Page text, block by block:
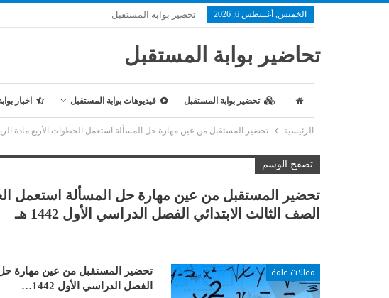
الخميس, أغسطس 6, 2026 تحضير بوابة المستقبل
تحاضير بوابة المستقبل
تحضير بوابة المستقبل فيديوهات بوابة المستقبل اخبار
الرئيسية تحضير المستقبل من عين مهارة حل المسألة استعمل الخطوات الأربع مادة
تصفح الوسم
تحضير المستقبل من عين مهارة حل المسألة استعمل
الصف الثالث الابتدائي الفصل الدراسي الأول 1442 هـ
مقالات عامة
تحضير المستقبل من عين مهارة حل
الفصل الدراسي الأول 1442…